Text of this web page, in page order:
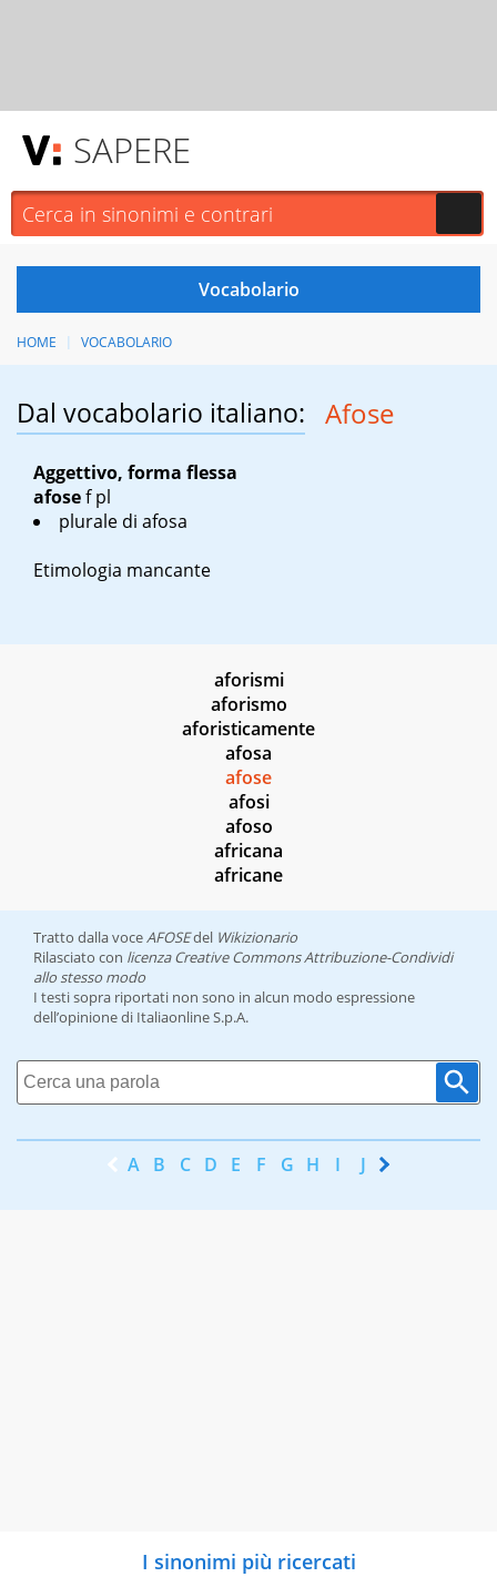
SAPERE
HOME VOCABOLARIO
Dal vocabolario italiano: Afose
Aggettivo, forma flessa
afosef pl
plurale di afosa
Etimologia mancante
aforismi
aforismo
aforisticamente
afosa
afose
afosi
afoso
africana
africane
Tratto dalla voceAFOSEdel Wikizionario
Rilasciato con licenza Creative Commons Attribuzione-Condividi
allo stesso modo
I testi sopra riportati non sono in alcun modo espressione
dell’opinione di Italiaonline S.p.A.
A B C D E F G H I J K
I sinonimi più ricercati